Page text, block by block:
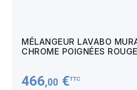
MÉLANGEUR LAVABO
CHROME POIGNÉES
466,00 €TTC